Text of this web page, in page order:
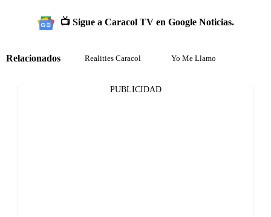
📺 Sigue a Caracol TV en Google Noticias.
Relacionados Realities Caracol Yo Me Llamo
PUBLICIDAD